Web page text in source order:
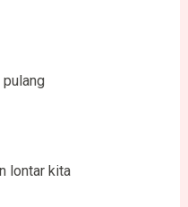
pulang
lontar kita